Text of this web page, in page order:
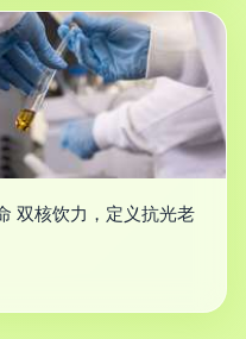
双核饮力，定义抗光老